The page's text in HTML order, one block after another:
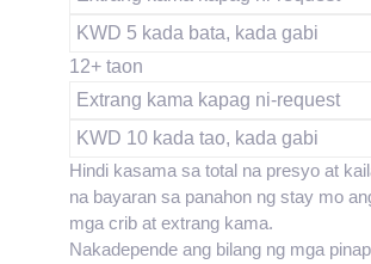
KWD 5 kada bata, kada gabi
12+ taon
Extrang kama kapag ni-request
KWD 10 kada tao, kada gabi
Hindi kasama sa total na presyo at
na bayaran sa panahon ng stay mo
mga crib at extrang kama.
Nakadepende ang bilang ng mga